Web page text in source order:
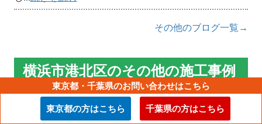
その他のブログ一覧→
横浜市港北区のその他の施工事例
横浜市港北区で落雪被害を防ぐ！スレート
屋根への後付け雪止め設置工事の全工程
東京都・千葉県のお問い合わせはこちら
東京都の方はこちら 千葉県の方はこちら